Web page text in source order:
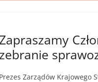
Zarządów Krajowego